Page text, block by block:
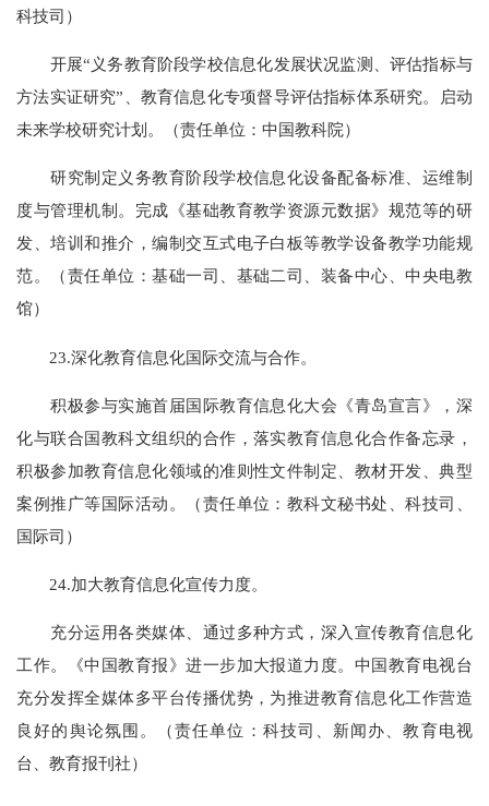
科技司）
开展“义务教育阶段学校信息化发展状况监测、评估指标与
方法实证研究”、教育信息化专项督导评估指标体系研究。启动
未来学校研究计划。（责任单位：中国教科院）
研究制定义务教育阶段学校信息化设备配备标准、运维制
度与管理机制。完成《基础教育教学资源元数据》规范等的研
发、培训和推介，编制交互式电子白板等教学设备教学功能规
范。（责任单位：基础一司、基础二司、装备中心、中央电教
馆）
23.深化教育信息化国际交流与合作。
积极参与实施首届国际教育信息化大会《青岛宣言》，深
化与联合国教科文组织的合作，落实教育信息化合作备忘录，
积极参加教育信息化领域的准则性文件制定、教材开发、典型
案例推广等国际活动。（责任单位：教科文秘书处、科技司、
国际司）
24.加大教育信息化宣传力度。
充分运用各类媒体、通过多种方式，深入宣传教育信息化
工作。《中国教育报》进一步加大报道力度。中国教育电视台
充分发挥全媒体多平台传播优势，为推进教育信息化工作营造
良好的舆论氛围。（责任单位：科技司、新闻办、教育电视
台、教育报刊社）